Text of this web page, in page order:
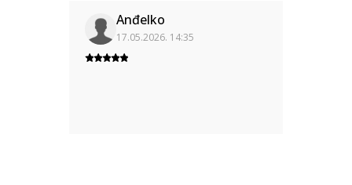
Anđelko
17.05.2026. 14:35